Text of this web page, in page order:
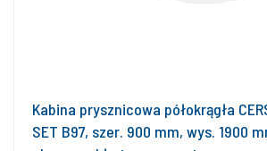
Kabina prysznicowa półokrągła
SET B97, szer. 900 mm, wys. 1900